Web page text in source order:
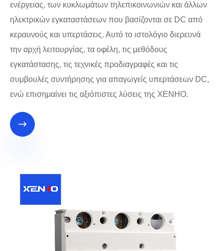
ενέργειας, των κυκλωμάτων τηλεπικοινωνιών και άλλων
ηλεκτρικών εγκαταστάσεων που βασίζονται σε DC από
κεραυνούς και υπερτάσεις. Αυτό το ιστολόγιο διερευνά
την αρχή λειτουργίας, τα οφέλη, τις μεθόδους
εγκατάστασης, τις τεχνικές προδιαγραφές και τις
συμβουλές συντήρησης για απαγωγείς υπερτάσεων DC,
ενώ επισημαίνει τις αξιόπιστες λύσεις της XENHO.
